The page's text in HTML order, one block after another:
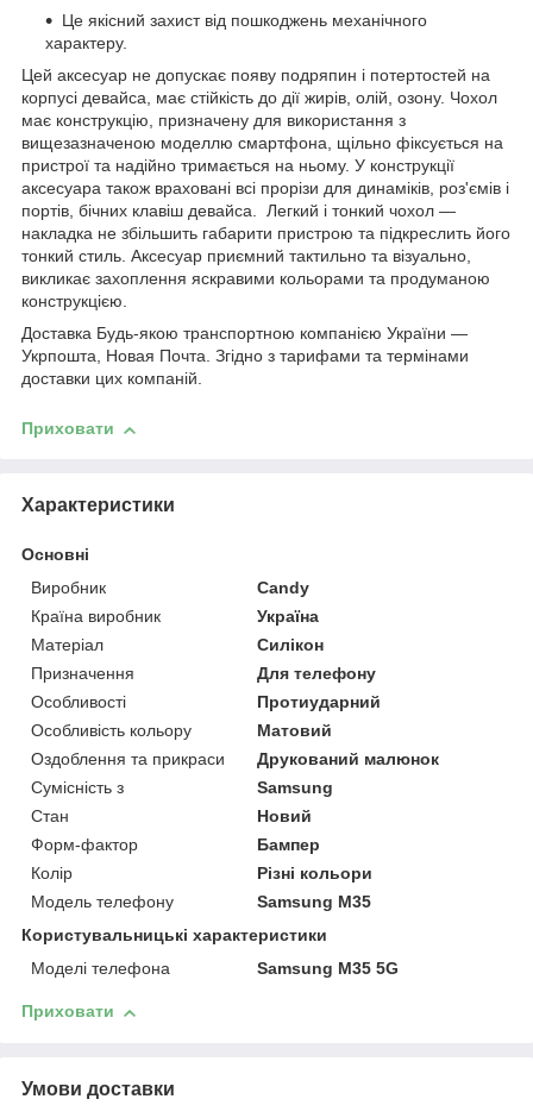
Це якісний захист від пошкоджень механічного
характеру.
Цей аксесуар не допускає появу подряпин і потертостей на
корпусі девайса, має стійкість до дії жирів, олій, озону. Чохол
має конструкцію, призначену для використання з
вищезазначеною моделлю смартфона, щільно фіксується на
пристрої та надійно тримається на ньому. У конструкції
аксесуара також враховані всі прорізи для динаміків, роз'ємів і
портів, бічних клавіш девайса. Легкий і тонкий чохол —
накладка не збільшить габарити пристрою та підкреслить його
тонкий стиль. Аксесуар приємний тактильно та візуально,
викликає захоплення яскравими кольорами та продуманою
конструкцією.
Доставка Будь-якою транспортною компанією України —
Укрпошта, Новая Почта. Згідно з тарифами та термінами
доставки цих компаній.
Приховати
Характеристики
Основні
Виробник
Candy
Країна виробник
Україна
Матеріал
Силікон
Призначення
Для телефону
Особливості
Протиударний
Особливість кольору
Матовий
Оздоблення та прикраси
Друкований малюнок
Сумісність з
Samsung
Стан
Новий
Форм-фактор
Бампер
Колір
Різні кольори
Модель телефону
Samsung M35
Користувальницькі характеристики
Моделі телефона
Samsung M35 5G
Приховати
Умови доставки